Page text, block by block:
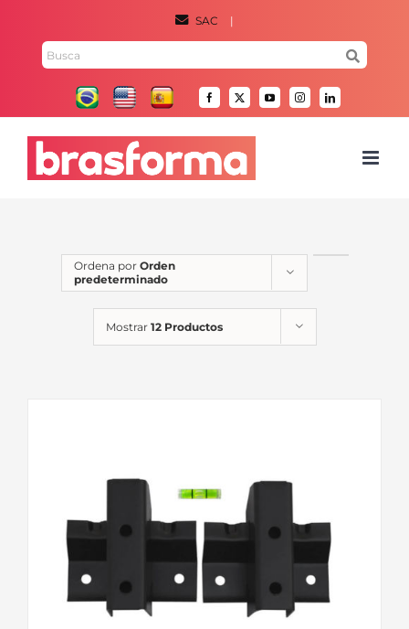
contenido
SAC |
Facebook
X YouTubeInstagramLinkedIn
Ordena por Orden
predeterminado
Mostrar 12 Productos